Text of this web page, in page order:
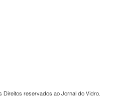
Direitos reservados ao Jornal do Vidro.